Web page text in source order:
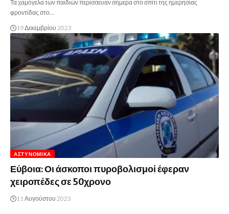
Τα χαμόγελα των παιδιών περίσσευαν σήμερα στο σπίτι της ημερησίας
φροντίδας στο…
19 Δεκεμβρίου 2023
ΑΣΤΥΝΟΜΙΚΆ
Εύβοια: Οι άσκοποι πυροβολισμοί έφεραν
χειροπέδες σε 50χρονο
11 Αυγούστου 2023